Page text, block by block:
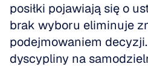
posiłki pojawiają się o
brak wyboru eliminuje
podejmowaniem
dyscypliny na